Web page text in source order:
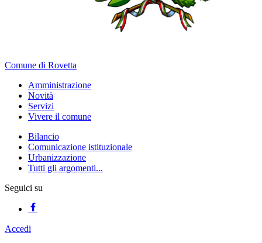
Comune di Rovetta
Amministrazione
Novità
Servizi
Vivere il comune
Bilancio
Comunicazione istituzionale
Urbanizzazione
Tutti gli argomenti...
Seguici su
Accedi